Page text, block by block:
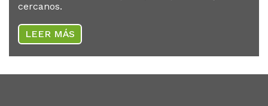
cercanos.
LEER MÁS